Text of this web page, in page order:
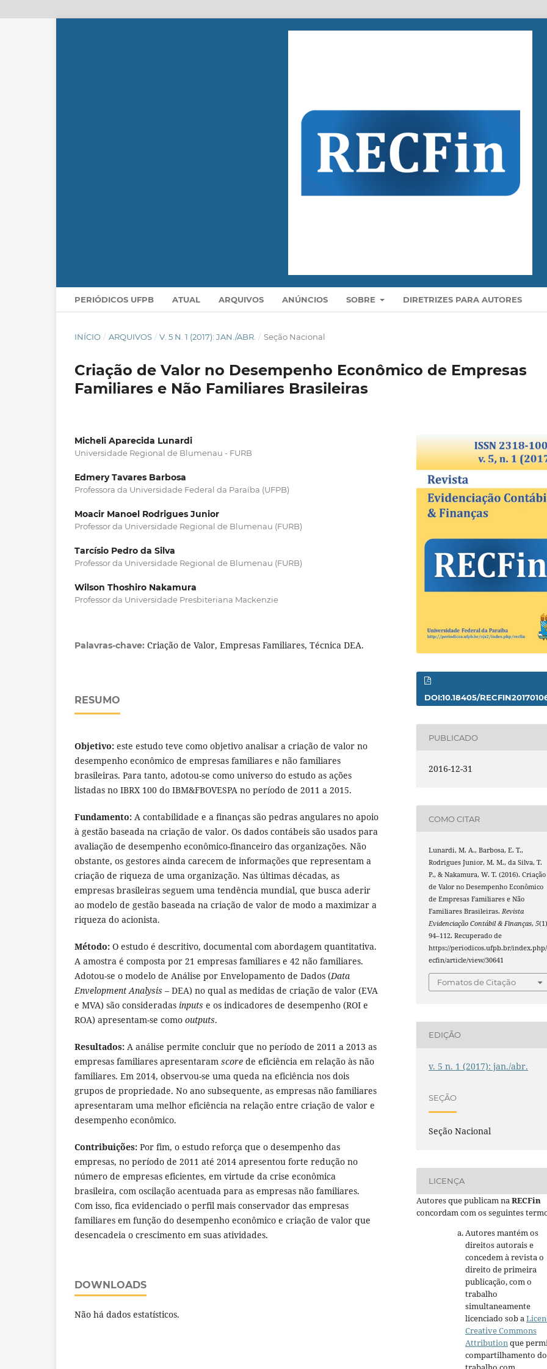
PERIÓDICOS UFPB ATUAL ARQUIVOS ANÚNCIOS SOBRE DIRETRIZES PARA AUTORES
INÍCIO / ARQUIVOS / V. 5 N. 1 (2017): JAN./ABR. / Seção Nacional
Criação de Valor no Desempenho Econômico de Empresas
Familiares e Não Familiares Brasileiras
Micheli Aparecida Lunardi
Universidade Regional de Blumenau - FURB
Edmery Tavares Barbosa
Professora da Universidade Federal da Paraíba (UFPB)
Moacir Manoel Rodrigues Junior
Professor da Universidade Regional de Blumenau (FURB)
Tarcísio Pedro da Silva
Professor da Universidade Regional de Blumenau (FURB)
Wilson Thoshiro Nakamura
Professor da Universidade Presbiteriana Mackenzie
Palavras-chave: Criação de Valor, Empresas Familiares, Técnica DEA.
RESUMO
Objetivo: este estudo teve como objetivo analisar a criação de valor no
desempenho econômico de empresas familiares e não familiares
brasileiras. Para tanto, adotou-se como universo do estudo as ações
listadas no IBRX 100 do IBM&FBOVESPA no período de 2011 a 2015.
Fundamento: A contabilidade e a finanças são pedras angulares no apoio
à gestão baseada na criação de valor. Os dados contábeis são usados para
avaliação de desempenho econômico-financeiro das organizações. Não
obstante, os gestores ainda carecem de informações que representam a
criação de riqueza de uma organização. Nas últimas décadas, as
empresas brasileiras seguem uma tendência mundial, que busca aderir
ao modelo de gestão baseada na criação de valor de modo a maximizar a
riqueza do acionista.
Método: O estudo é descritivo, documental com abordagem quantitativa.
A amostra é composta por 21 empresas familiares e 42 não familiares.
Adotou-se o modelo de Análise por Envelopamento de Dados (Data
Envelopment Analysis – DEA) no qual as medidas de criação de valor (EVA
e MVA) são consideradas inputs e os indicadores de desempenho (ROI e
ROA) apresentam-se como outputs.
Resultados: A análise permite concluir que no período de 2011 a 2013 as
empresas familiares apresentaram score de eficiência em relação às não
familiares. Em 2014, observou-se uma queda na eficiência nos dois
grupos de propriedade. No ano subsequente, as empresas não familiares
apresentaram uma melhor eficiência na relação entre criação de valor e
desempenho econômico.
Contribuições: Por fim, o estudo reforça que o desempenho das
empresas, no período de 2011 até 2014 apresentou forte redução no
número de empresas eficientes, em virtude da crise econômica
brasileira, com oscilação acentuada para as empresas não familiares.
Com isso, fica evidenciado o perfil mais conservador das empresas
familiares em função do desempenho econômico e criação de valor que
desencadeia o crescimento em suas atividades.
DOWNLOADS
Não há dados estatísticos.
DOI:10.18405/
PUBLICADO
2016-12-31
COMO CITAR
Lunardi, M. A., Barbosa, E. T.,
Rodrigues Junior, M. M., da Silva, T.
P., & Nakamura, W. T. (2016). Criação
de Valor no Desempenho Econômico
de Empresas Familiares e Não
Familiares Brasileiras.Revista
Evidenciação Contábil & Finanças,5
94–112. Recuperado de
https://periodicos.ufpb.br/
ecfin/article/view/30641
Fomatos de Citação
EDIÇÃO
v. 5 n. 1 (2017): jan./abr.
SEÇÃO
Seção Nacional
LICENÇA
Autores que publicam naRECFin
concordam com os seguintes
Autores mantém os
direitos autorais e
concedem à revista o
direito de primeira
publicação, com o
trabalho
simultaneamente
licenciado sob a
Creative Commons
Attributionque
compartilhamento do